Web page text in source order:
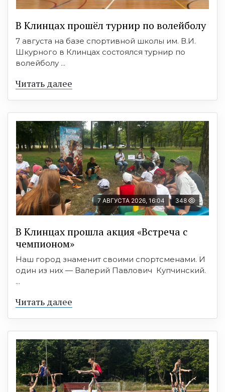
В Клинцах прошёл турнир по волейболу
7 августа на базе спортивной школы им. В.И.
Шкурного в Клинцах состоялся турнир по
волейболу ...
Читать далее
7 АВГУСТА 2026, 16:04 348
В Клинцах прошла акция «Встреча с
чемпионом»
Наш город знаменит своими спортсменами. И
один из них — Валерий Павлович Купчинский.
...
Читать далее